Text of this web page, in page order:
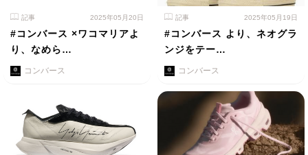
記事 2025年05月20日
#コンバース ×ワコマリアよ
り、なめら…
コンバース
記事 2025年05月19日
#コンバース より、ネオグラ
ンジをテー…
コンバース